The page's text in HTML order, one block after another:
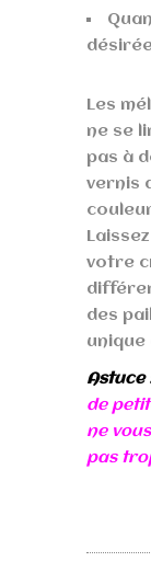
Les
ne se
pas à
vernis
votre
des
unique
Astuce
de
ne
pas